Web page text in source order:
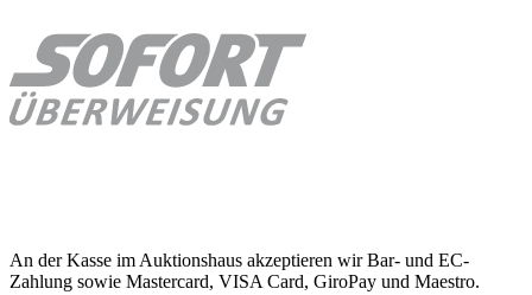
An der Kasse im Auktionshaus akzeptieren wir Bar- und EC-
Zahlung sowie Mastercard, VISA Card, GiroPay und Maestro.